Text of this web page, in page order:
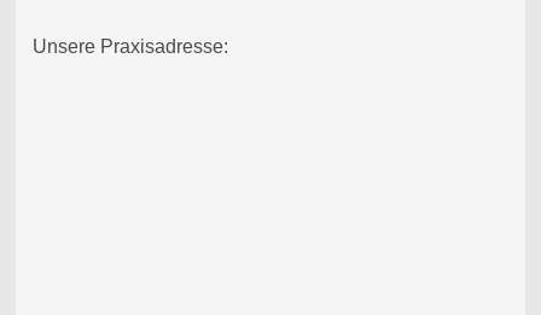
Unsere Praxisadresse: